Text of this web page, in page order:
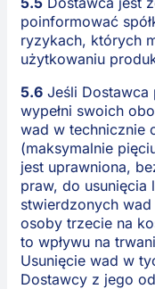
poinformować
ryzykach, których
użytkowaniu
5.6Jeśli Dostawca
wypełni swoich
wad w technicznie
(maksymalnie
jest uprawniona,
praw, do usunięcia
stwierdzonych wad
osoby trzecie na
to wpływu na
Usunięcie wad w
Dostawcy z jego